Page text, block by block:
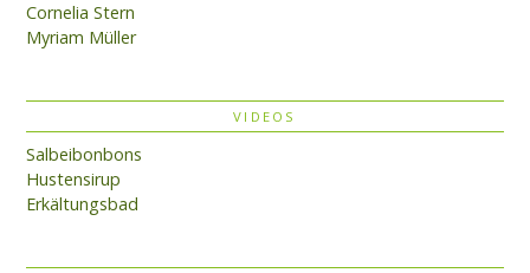
Cornelia Stern
Myriam Müller
VIDEOS
Salbeibonbons
Hustensirup
Erkältungsbad